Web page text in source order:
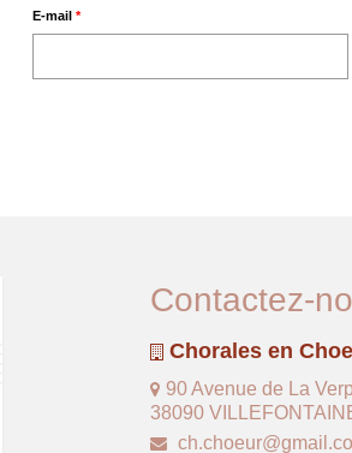
E-mail*
Contactez-
Chorales en
90 Avenue de La
38090